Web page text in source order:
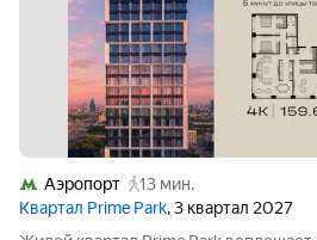
Аэропорт
13 мин.
Квартал Prime Park, 3 квартал 2027